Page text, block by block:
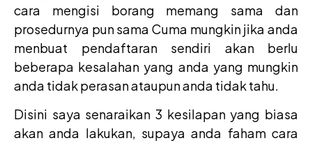
cara mengisi borang memang sama dan
prosedurnya pun sama Cuma mungkin jika anda
menbuat pendaftaran sendiri akan berlu
beberapa kesalahan yang anda yang mungkin
anda tidak perasan ataupun anda tidak tahu.
Disini saya senaraikan 3 kesilapan yang biasa
akan anda lakukan, supaya anda faham cara